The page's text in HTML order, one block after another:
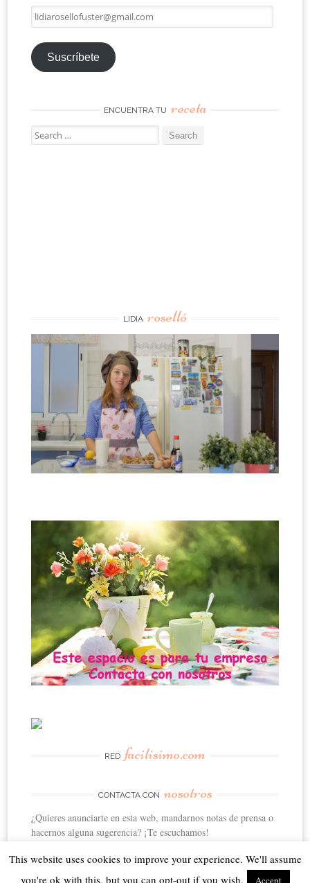
lidiarosellofuster@gmail.com
Suscríbete
ENCUENTRA TU receta
Search
for:
LIDIA roselló
RED facilisimo.com
CONTACTA CON nosotros
¿Quieres anunciarte en esta web, mandarnos notas de prensa o
hacernos alguna sugerencia? ¡Te escuchamos!
This website uses cookies to improve your experience. We'll assume
you're ok with this, but you can opt-out if you wish.
Accept